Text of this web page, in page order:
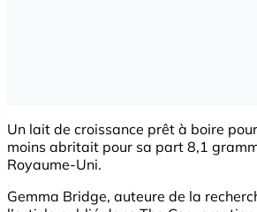
Un lait de croissance prêt à boire
moins abritait pour sa part 8,1
Royaume-Uni.
Gemma Bridge, auteure de la